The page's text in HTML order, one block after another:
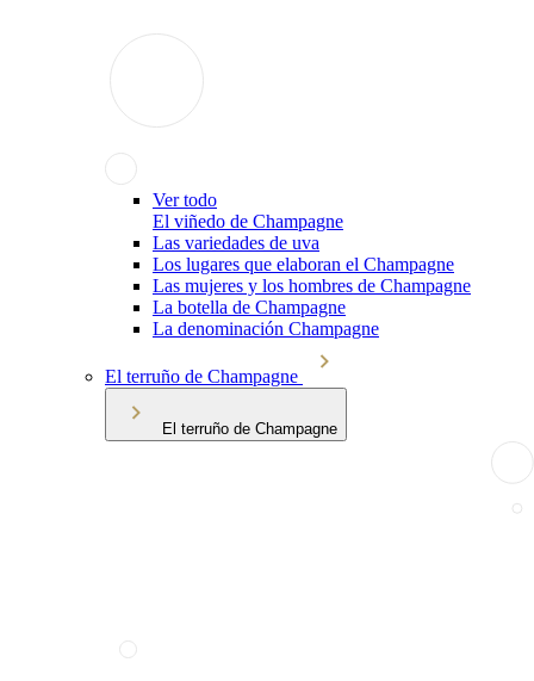
Ver todo
El viñedo de Champagne
Las variedades de uva
Los lugares que elaboran el Champagne
Las mujeres y los hombres de Champagne
La botella de Champagne
La denominación Champagne
El terruño de Champagne
El terruño de Champagne